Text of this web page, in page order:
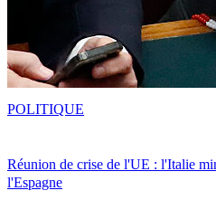
Réunion de crise de l'UE : l'Italie
l'Espagne
POLITIQUE